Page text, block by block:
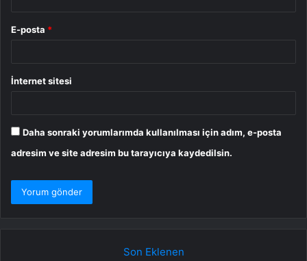
E-posta *
İnternet sitesi
Daha sonraki yorumlarımda kullanılması için adım, e-posta
adresim ve site adresim bu tarayıcıya kaydedilsin.
Son Eklenen